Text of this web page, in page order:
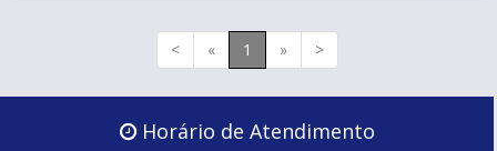
< « 1 » >
Horário de Atendimento